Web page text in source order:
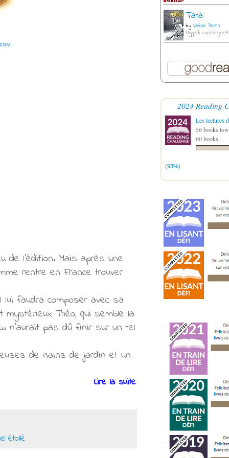
de l’édition. Mais après une
rentre en France trouver
lui faudra composer avec sa
Théo, qui semble la
n’aurait pas dû finir sur un tel
de nains de jardin et un
Lire la suite
étoilé
Tata
by Valérie Perrin
tagged: currently-
2024 Reading
Les lectures
56 books
60 books.
(93%)